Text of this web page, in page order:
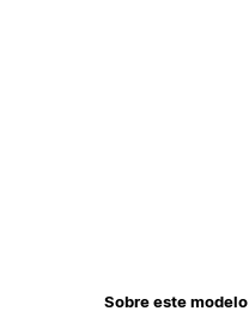
Sobre este modelo